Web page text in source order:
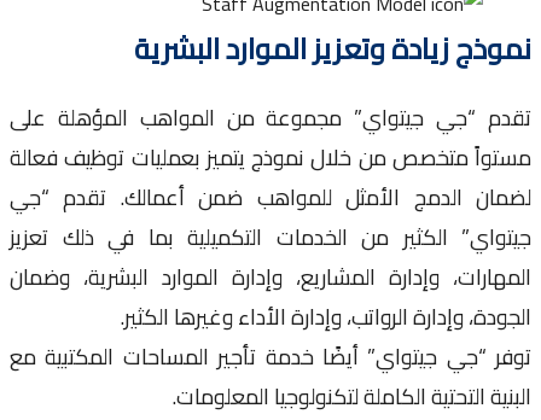
زيادة وتعزيز الموارد البشرية
“جي جيتواي” مجموعة من المواهب المؤهلة على
متخصص من خلال نموذج يتميز بعمليات توظيف فعالة
الدمج الأمثل للمواهب ضمن أعمالك. تقدم “جي
الكثير من الخدمات التكميلية بما في ذلك تعزيز
وإدارة المشاريع، وإدارة الموارد البشرية، وضمان
وإدارة الرواتب، وإدارة الأداء وغيرها الكثير.
“جي جيتواي” أيضًا خدمة تأجير المساحات المكتبية مع
التحتية الكاملة لتكنولوجيا المعلومات.